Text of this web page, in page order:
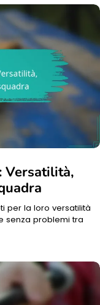
Versatilità,
per la loro versatilità
senza problemi tra